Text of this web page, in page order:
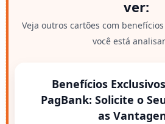
ver:
Veja outros cartões com
você está
Benefícios
PagBank: Solicite o
as